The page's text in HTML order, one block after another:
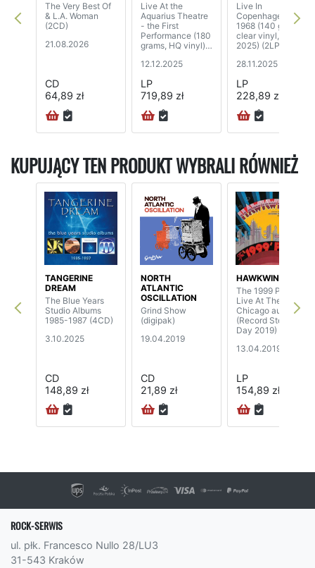
The Very Best Of
& L.A. Woman
(2CD)
21.08.2026
CD
64,89 zł
Live At the
Aquarius Theatre
- the First
Performance (180
grams, HQ vinyl)
12.12.2025
LP
719,89 zł
Live In
Copenhagen,
1968 (140 grams,
clear vinyl, RSD
2025) (2LP)
28.11.2025
LP
228,89 zł
KUPUJĄCY TEN PRODUKT WYBRALI RÓWNIEŻ
TANGERINE
DREAM
The Blue Years
Studio Albums
1985-1987 (4CD)
3.10.2025
CD
148,89 zł
NORTH
ATLANTIC
OSCILLATION
Grind Show
(digipak)
19.04.2019
CD
21,89 zł
HAWKWIND
The 1999 Party -
Live At The
Chicago auditor
(Record Store
Day 2019) (limited
13.04.2019
LP
154,89 zł
ROCK-SERWIS
ul. płk. Francesco Nullo 28/LU3
31-543 Kraków